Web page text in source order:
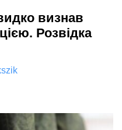
визнав
Розвідка